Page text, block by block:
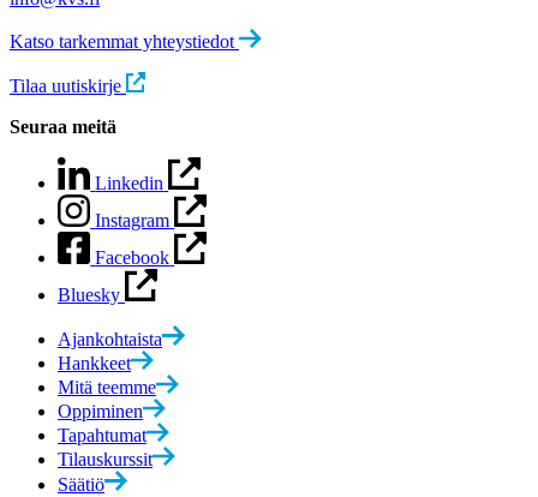
Katso tarkemmat yhteystiedot
Tilaa uutiskirje
Seuraa meitä
Linkedin
Instagram
Facebook
Bluesky
Ajankohtaista
Hankkeet
Mitä teemme
Oppiminen
Tapahtumat
Tilauskurssit
Säätiö